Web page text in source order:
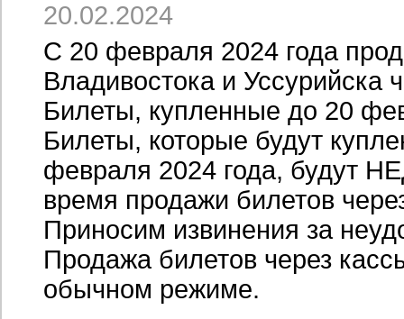
20.02.2024
С 20 февраля 2024 года
Владивостока и Уссурийска
Билеты, купленные до 20
Билеты, которые будут
февраля 2024 года, будут
время продажи билетов
Приносим извинения за
Продажа билетов через
обычном режиме.